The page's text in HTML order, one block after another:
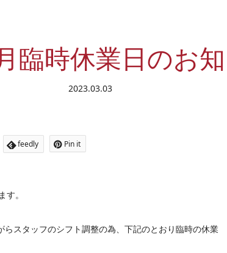
臨時休業日のお
2023.03.03
feedly Pin it
。
スタッフのシフト調整の為、下記のとおり臨時の休業